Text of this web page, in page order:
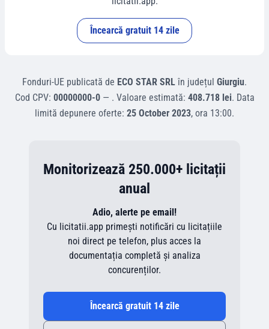
Încearcă gratuit 14 zile
Fonduri-UE publicată de ECO STAR SRL în județul Giurgiu.
Cod CPV: 00000000-0— . Valoare estimată: 408.718 lei. Data
limită depunere oferte: 25 October 2023, ora 13:00.
Monitorizează 250.000+ licitații
anual
Adio, alerte pe email!
Cu licitatii.app primești notificări cu licitațiile
noi direct pe telefon, plus acces la
documentația completă și analiza
concurenților.
Încearcă gratuit 14 zile